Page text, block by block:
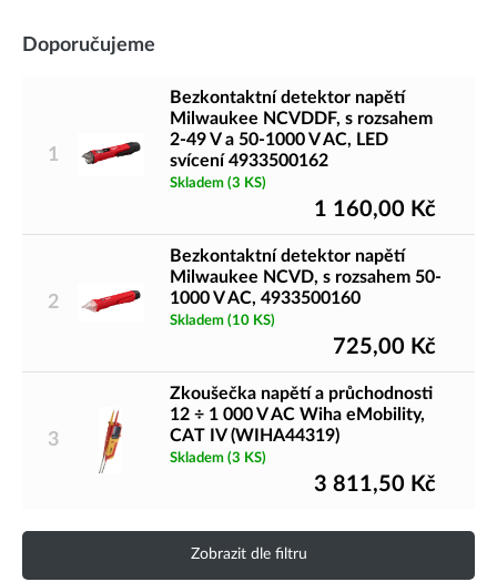
Doporučujeme
1
Bezkontaktní detektor napětí
Milwaukee NCVDDF, s rozsahem
2-49 V a 50-1000 V AC, LED
svícení 4933500162
Skladem (3 KS)
1 160,00 Kč
2
Bezkontaktní detektor napětí
Milwaukee NCVD, s rozsahem 50-
1000 V AC, 4933500160
Skladem (10 KS)
725,00 Kč
3
Zkoušečka napětí a průchodnosti
12 ÷ 1 000 V AC Wiha eMobility,
CAT IV (WIHA44319)
Skladem (3 KS)
3 811,50 Kč
Zobrazit dle filtru